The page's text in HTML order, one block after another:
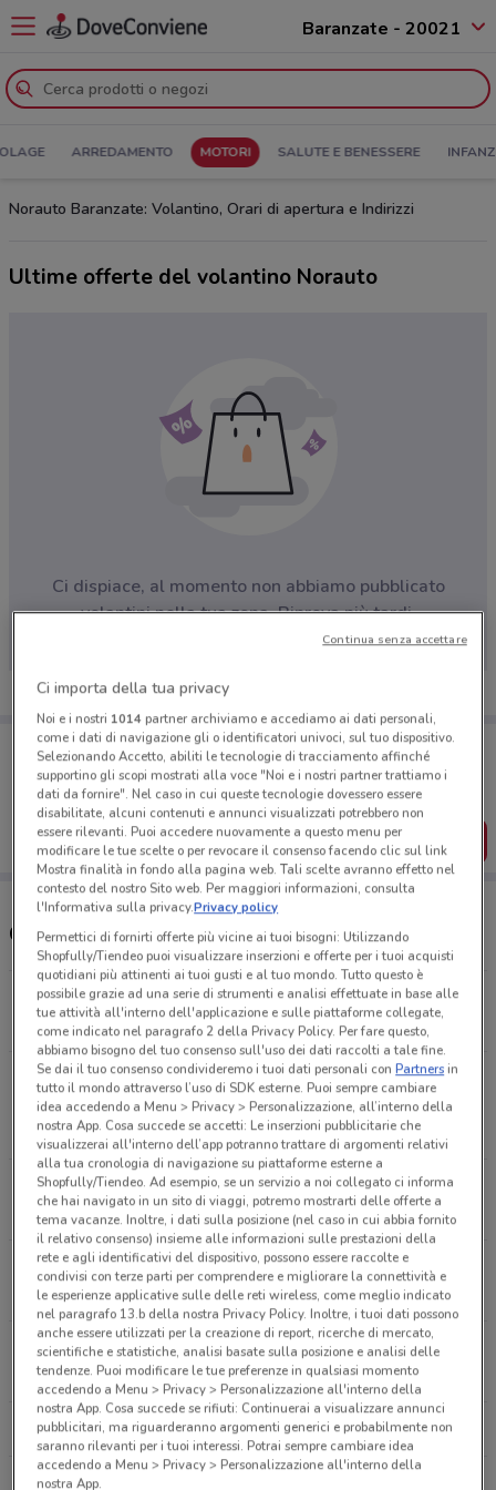
Baranzate - 20021
ARREDAMENTO MOTORI SALUTE E BENESSERE
Norauto Baranzate: Volantino, Orari di apertura e Indirizzi
Ultime offerte del volantino Norauto
Ci dispiace, al momento non abbiamo pubblicato
volantini nella tua zona. Riprova più tardi.
Porta DoveConviene sempre con te!
Puoi trovare le migliori offerte dei negozi vicino a te,
salvarle e creare la tua lista del risparmio, comodamente
dal tuo cellulare.
SCARICA L’APP
Centri Norauto nelle vicinanze
Via Carlo Moretti, 2 Baranzate
886 m
CHIUSO
Viale Cristoforo Colombo, 45 Trezzano Sul
Naviglio
11.5 km
CHIUSO
Via Eduardo De Filippo, 17 Rozzano
16.2 km
CHIUSO
Viale Giuseppe Borri, 21 Castellanza
19.8 km
CHIUSO
Via Po, 17 San Giuliano Milanese
19.8 km
CHIUSO
Tutti i negozi Norauto
Ci importa della tua privacy
Noi e i nostri 1014partner archiviamo e accediamo ai dati personali,
come i dati di navigazione gli o identificatori univoci, sul tuo dispositivo.
Selezionando Accetto, abiliti le tecnologie di tracciamento affinché
supportino gli scopi mostrati alla voce "Noi e i nostri partner trattiamo i
dati da fornire". Nel caso in cui queste tecnologie dovessero essere
disabilitate, alcuni contenuti e annunci visualizzati potrebbero non
essere rilevanti. Puoi accedere nuovamente a questo menu per
modificare le tue scelte o per revocare il consenso facendo clic sul link
Mostra finalità in fondo alla pagina web. Tali scelte avranno effetto nel
contesto del nostro Sito web. Per maggiori informazioni, consulta
l'Informativa sulla privacy.Privacy policy
Permettici di fornirti offerte più vicine ai tuoi bisogni: Utilizzando
Shopfully/Tiendeo puoi visualizzare inserzioni e offerte per i tuoi acquisti
quotidiani più attinenti ai tuoi gusti e al tuo mondo. Tutto questo è
possibile grazie ad una serie di strumenti e analisi effettuate in base alle
tue attività all'interno dell'applicazione e sulle piattaforme collegate,
come indicato nel paragrafo 2 della Privacy Policy. Per fare questo,
abbiamo bisogno del tuo consenso sull'uso dei dati raccolti a tale fine.
Se dai il tuo consenso condivideremo i tuoi dati personali conPartnersin
tutto il mondo attraverso l’uso di SDK esterne. Puoi sempre cambiare
idea accedendo a Menu > Privacy > Personalizzazione, all’interno della
nostra App. Cosa succede se accetti: Le inserzioni pubblicitarie che
visualizzerai all'interno dell’app potranno trattare di argomenti relativi
alla tua cronologia di navigazione su piattaforme esterne a
Shopfully/Tiendeo. Ad esempio, se un servizio a noi collegato ci informa
che hai navigato in un sito di viaggi, potremo mostrarti delle offerte a
tema vacanze. Inoltre, i dati sulla posizione (nel caso in cui abbia fornito
il relativo consenso) insieme alle informazioni sulle prestazioni della
rete e agli identificativi del dispositivo, possono essere raccolte e
condivisi con terze parti per comprendere e migliorare la connettività e
le esperienze applicative sulle delle reti wireless, come meglio indicato
nel paragrafo 13.b della nostra Privacy Policy. Inoltre, i tuoi dati possono
anche essere utilizzati per la creazione di report, ricerche di mercato,
scientifiche e statistiche, analisi basate sulla posizione e analisi delle
tendenze. Puoi modificare le tue preferenze in qualsiasi momento
accedendo a Menu > Privacy > Personalizzazione all'interno della
nostra App. Cosa succede se rifiuti: Continuerai a visualizzare annunci
pubblicitari, ma riguarderanno argomenti generici e probabilmente non
saranno rilevanti per i tuoi interessi. Potrai sempre cambiare idea
accedendo a Menu > Privacy > Personalizzazione all'interno della
nostra App.
Continua senza accettare